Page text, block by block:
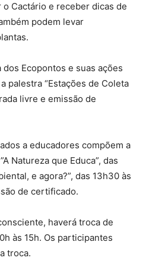
Cactário e receber dicas de
podem levar
Ecopontos e suas ações
palestra “Estações de Coleta
livre e emissão de
a educadores compõem a
Natureza que Educa”, das
e agora?”, das 13h30 às
de certificado.
haverá troca de
às 15h. Os participantes
troca.